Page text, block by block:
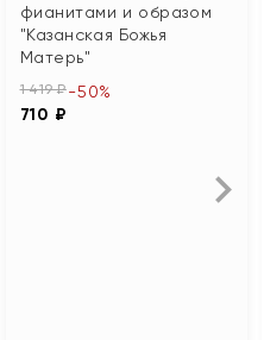
фианитами и образом
"Казанская Божья
Матерь"
1 419 ₽
710 ₽
-50%